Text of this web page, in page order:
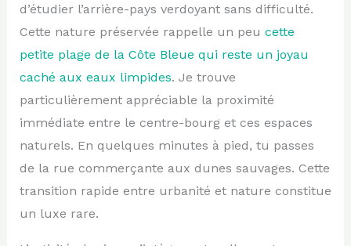
d’étudier l’arrière-pays verdoyant sans difficulté.
Cette nature préservée rappelle un peu cette
petite plage de la Côte Bleue qui reste un joyau
caché aux eaux limpides. Je trouve
particulièrement appréciable la proximité
immédiate entre le centre-bourg et ces espaces
naturels. En quelques minutes à pied, tu passes
de la rue commerçante aux dunes sauvages. Cette
transition rapide entre urbanité et nature constitue
un luxe rare.